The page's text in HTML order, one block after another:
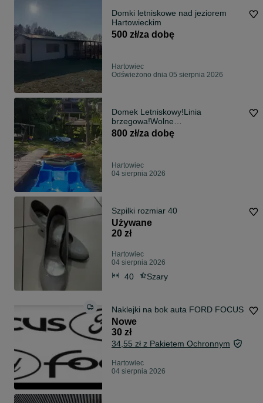
Domki letniskowe nad jeziorem
Hartowieckim
500 zł/za dobę
Hartowiec
Odświeżono dnia 05 sierpnia 2026
Domek Letniskowy!Linia
brzegowa!Wolne
Terminy!Sauna!Jacuzzi!Klima
800 zł/za dobę
Hartowiec
04 sierpnia 2026
Szpilki rozmiar 40
Używane
20 zł
Hartowiec
04 sierpnia 2026
40 Szary
Naklejki na bok auta FORD FOCUS
Nowe
30 zł
34,55 zł z Pakietem Ochronnym
Hartowiec
04 sierpnia 2026